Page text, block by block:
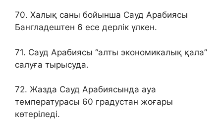
70. Халық саны бойынша Сауд Арабиясы
Бангладештен 6 есе дерлік үлкен.
71. Сауд Арабиясы “алты экономикалық қала”
салуға тырысуда.
72. Жазда Сауд Арабиясында ауа
температурасы 60 градустан жоғары
көтеріледі.